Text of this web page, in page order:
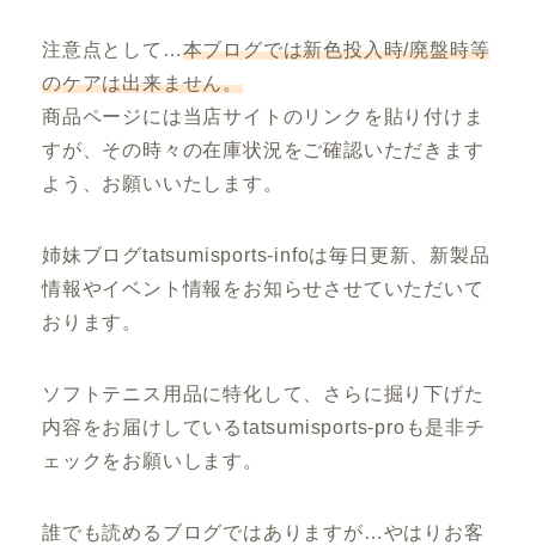
注意点として…本ブログでは新色投入時/廃盤時等
のケアは出来ません。
商品ページには当店サイトのリンクを貼り付けま
すが、その時々の在庫状況をご確認いただきます
よう、お願いいたします。
姉妹ブログtatsumisports-infoは毎日更新、新製品
情報やイベント情報をお知らせさせていただいて
おります。
ソフトテニス用品に特化して、さらに掘り下げた
内容をお届けしているtatsumisports-proも是非チ
ェックをお願いします。
誰でも読めるブログではありますが…やはりお客